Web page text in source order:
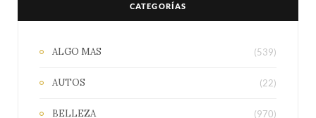
CATEGORÍAS
ALGO MAS (539)
AUTOS (22)
BELLEZA (970)